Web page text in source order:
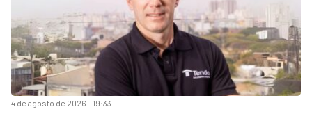
4 de agosto de 2026 - 19:33